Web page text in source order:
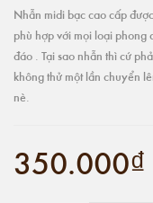
Nhẫn midi bạc cao cấp
phù hợp với mọi loại phong
đáo . Tại sao nhẫn thì cứ
không thử một lần chuyển
nè.
350.000₫